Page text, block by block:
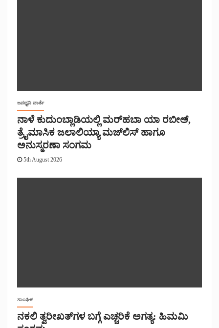
ಜನಧ್ವನಿ ವಾರ್ತೆ
ನಾಳೆ ಕುದುಂಬ್ಲಾಡಿಯಲ್ಲಿ ಮರ್‌‌ಹಬಾ ಯಾ ರಬೀಅ್,
ತ್ರೈಮಾಸಿಕ ಜಲಾಲಿಯ್ಯಾ ಮಜ್‌‌ಲಿಸ್‌‌ ಹಾಗೂ
ಅನುಸ್ಮರಣಾ ಸಂಗಮ
5th August 2026
ಸಾಂಘಿಕ
ನಕಲಿ ತ್ವರೀಖತ್‌ಗಳ ಬಗ್ಗೆ ಎಚ್ಚರಿಕೆ ಅಗತ್ಯ: ಹಿಮಮಿ